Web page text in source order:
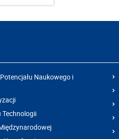
Naukowego i
Technologii